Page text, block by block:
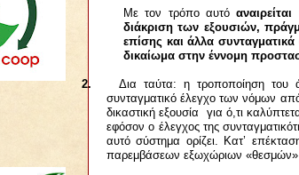
Με τον τρόπο αυτό
διάκριση των εξουσιών,
επίσης και άλλα
δικαίωμα στην έννομη
2. Δια ταύτα: η τροποποίηση του
συνταγματικό έλεγχο των νόμων
δικαστική εξουσία για ό,τι
εφόσον ο έλεγχος της
αυτό σύστημα ορίζει. Κατ’
παρεμβάσεων εξωχώριων «θεσμών»